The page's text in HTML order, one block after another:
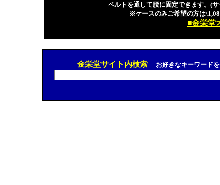
ベルトを通して腰に固定できます。(
※ケースのみご希望の方は\1,080
■金栄堂
金栄堂サイト内検索 お好きなキーワード